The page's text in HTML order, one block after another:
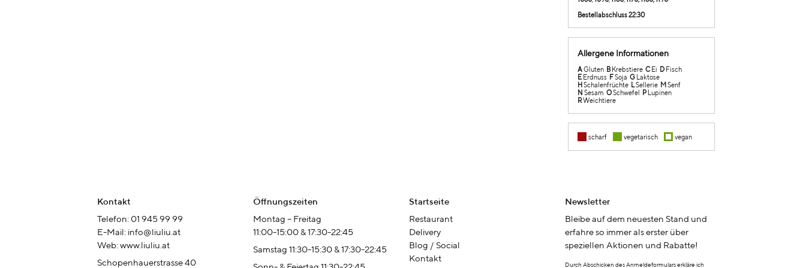
Bestellabschluss 22:30
Allergene Informationen
AGluten B Krebstiere CEi D Fisch
E Erdnuss FSoja G Laktose
HSchalenfrüchte LSellerie MSenf
N Sesam OSchwefel P Lupinen
RWeichtiere
scharf vegetarisch vegan
Kontakt
Telefon: 01 945 99 99
E-Mail: info@liuliu.at
Web: www.liuliu.at
Schopenhauerstrasse 40
Öffnungszeiten
Montag – Freitag
11:00-15:00 & 17:30-22:45
Samstag 11:30-15:30 & 17:30-22:45
Startseite
Restaurant
Delivery
Blog / Social
Kontakt
Newsletter
Bleibe auf dem neuesten Stand und
erfahre so immer als erster über
speziellen Aktionen und Rabatte!
Durch Abschicken des Anmeldeformulars erkläre ich